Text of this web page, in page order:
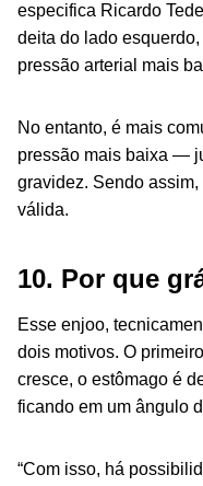
especifica Ricardo
deita do lado
pressão arterial mais
No entanto, é mais
pressão mais baixa —
gravidez. Sendo
válida.
10. Por que
Esse enjoo,
dois motivos. O
cresce, o estômago é
ficando em um ângulo
“Com isso, há